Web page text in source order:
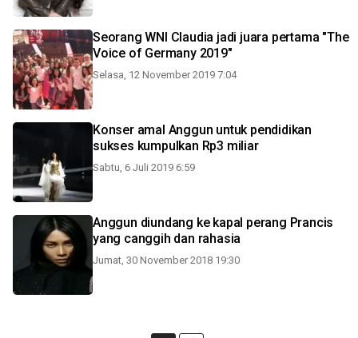
Seorang WNI Claudia jadi juara pertama "The
Voice of Germany 2019"
Selasa, 12 November 2019 7:04
Konser amal Anggun untuk pendidikan
sukses kumpulkan Rp3 miliar
Sabtu, 6 Juli 2019 6:59
Anggun diundang ke kapal perang Prancis
yang canggih dan rahasia
Jumat, 30 November 2018 19:30